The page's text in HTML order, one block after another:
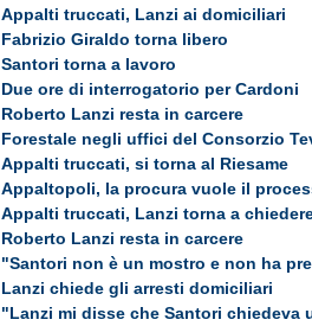
Appalti truccati, Lanzi ai domiciliari
Fabrizio Giraldo torna libero
Santori torna a lavoro
Due ore di interrogatorio per Cardoni
Roberto Lanzi resta in carcere
Forestale negli uffici del Consorzio
Appalti truccati, si torna al Riesame
Appaltopoli, la procura vuole il
Appalti truccati, Lanzi torna a
Roberto Lanzi resta in carcere
"Santori non è un mostro e non ha
Lanzi chiede gli arresti domiciliari
"Lanzi mi disse che Santori chiedeva